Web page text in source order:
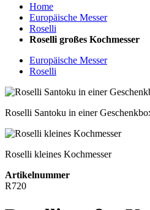
Home
Europäische Messer
Roselli
Roselli großes Kochmesser
Europäische Messer
Roselli
Roselli Santoku in einer
Roselli kleines Kochmesser
Artikelnummer
R720